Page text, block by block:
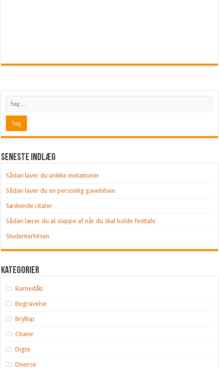
Seneste indlæg
Sådan laver du unikke invitationer
Sådan laver du en personlig gavehilsen
Søskende citater
Sådan lærer du at slappe af når du skal holde festtale
Studenterhilsen
Kategorier
Barnedåb
Begravelse
Bryllup
Citater
Digte
Diverse